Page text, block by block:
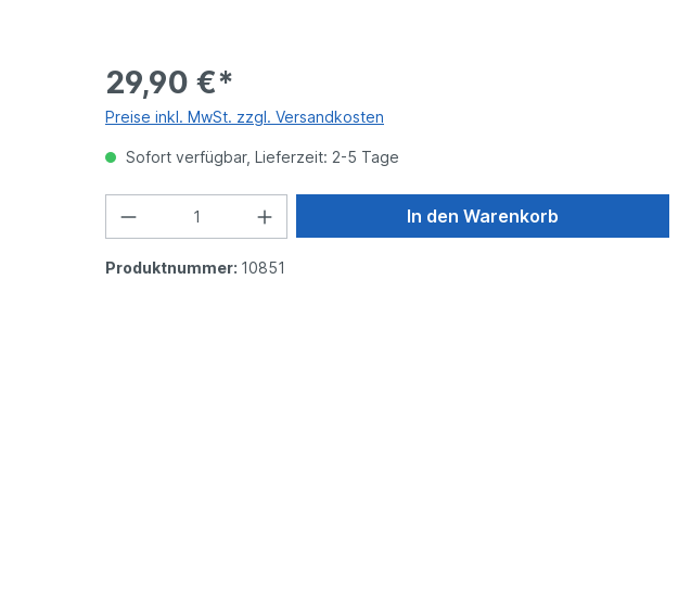
29,90 €*
Preise inkl. MwSt. zzgl. Versandkosten
Sofort verfügbar, Lieferzeit: 2-5 Tage
In den Warenkorb
Produktnummer: 10851